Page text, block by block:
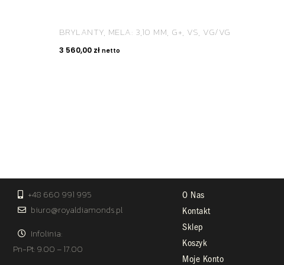
BRYLANTY, MELA: 3,10 MM, G+, VS, VG/VG
3 560,00 zł netto
+48 660 991 995
biuro@royaldiamonds.pl
Infolinia:
Pn-Pt: 9.00 – 17.00
O Nas
Kontakt
Sklep
Koszyk
Moje Konto